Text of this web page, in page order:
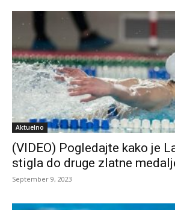
Aktuelno
(VIDEO) Pogledajte kako je
stigla do druge zlatne
September 9, 2023